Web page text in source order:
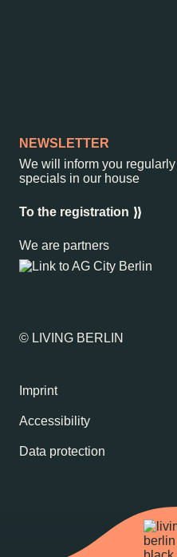
NEWSLETTER
We will inform you
specials in our house
To the registration
We are partners
© LIVING BERLIN
Imprint
Accessibility
Data protection